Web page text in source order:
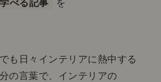
べる記事 を
も日々インテリアに熱中する
の言葉で、インテリアの